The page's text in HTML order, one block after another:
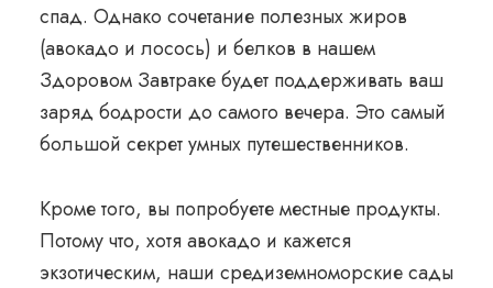
спад. Однако сочетание полезных жиров
(авокадо и лосось) и белков в нашем
Здоровом Завтраке будет поддерживать ваш
заряд бодрости до самого вечера. Это самый
большой секрет умных путешественников.
Кроме того, вы попробуете местные продукты.
Потому что, хотя авокадо и кажется
экзотическим, наши средиземноморские сады